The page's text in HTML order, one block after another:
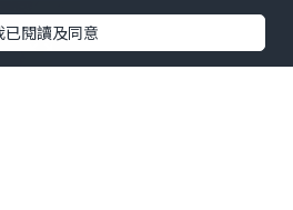
已閱讀及同意